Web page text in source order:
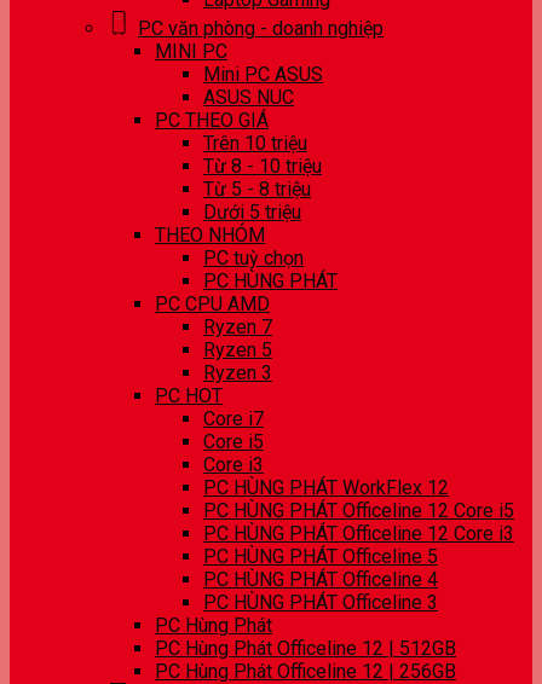
PC văn phòng - doanh nghiệp
MINI PC
Mini PC ASUS
ASUS NUC
PC THEO GIÁ
Trên 10 triệu
Từ 8 - 10 triệu
Từ 5 - 8 triệu
Dưới 5 triệu
THEO NHÓM
PC tuỳ chọn
PC HÙNG PHÁT
PC CPU AMD
Ryzen 7
Ryzen 5
Ryzen 3
PC HOT
Core i7
Core i5
Core i3
PC HÙNG PHÁT WorkFlex 12
PC HÙNG PHÁT Officeline 12 Core i5
PC HÙNG PHÁT Officeline 12 Core i3
PC HÙNG PHÁT Officeline 5
PC HÙNG PHÁT Officeline 4
PC HÙNG PHÁT Officeline 3
PC Hùng Phát
PC Hùng Phát Officeline 12 | 512GB
PC Hùng Phát Officeline 12 | 256GB